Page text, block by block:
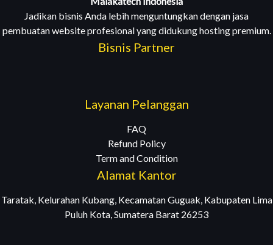
Jadikan bisnis Anda lebih menguntungkan dengan jasa
pembuatan website profesional yang didukung hosting premium.
Bisnis Partner
Layanan Pelanggan
FAQ
Refund Policy
Term and Condition
Alamat Kantor
Taratak, Kelurahan Kubang, Kecamatan Guguak, Kabupaten Lima
Puluh Kota, Sumatera Barat 26253